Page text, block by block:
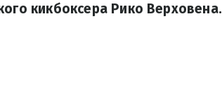
кикбоксера Рико Верховена.